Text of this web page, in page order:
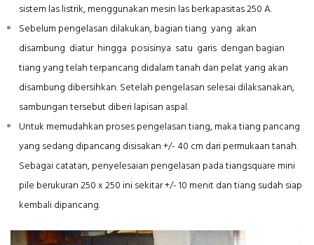
sistem las listrik, menggunakan mesin las berkapasitas 250 A.
Sebelum pengelasan dilakukan, bagian tiang yang akan
disambung diatur hingga posisinya satu garis dengan bagian
tiang yang telah terpancang didalam tanah dan pelat yang akan
disambung dibersihkan. Setelah pengelasan selesai dilaksanakan,
sambungan tersebut diberi lapisan aspal.
Untuk memudahkan proses pengelasan tiang, maka tiang pancang
yang sedang dipancang disisakan +/- 40 cm dari permukaan tanah.
Sebagai catatan, penyelesaian pengelasan pada tiangsquare mini
pile berukuran 250 x 250 ini sekitar +/- 10 menit dan tiang sudah siap
kembali dipancang.